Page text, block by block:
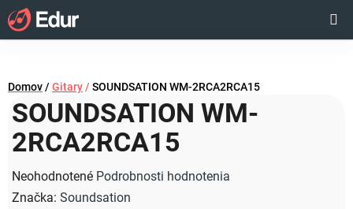
Prejsť
na
obsah
KOŠÍK
Domov/ Gitary / SOUNDSATION WM-2RCA2RCA15
SOUNDSATION WM-
2RCA2RCA15
Priemerné
hodnotenie
Neohodnotené Podrobnosti hodnotenia
Značka: Soundsation